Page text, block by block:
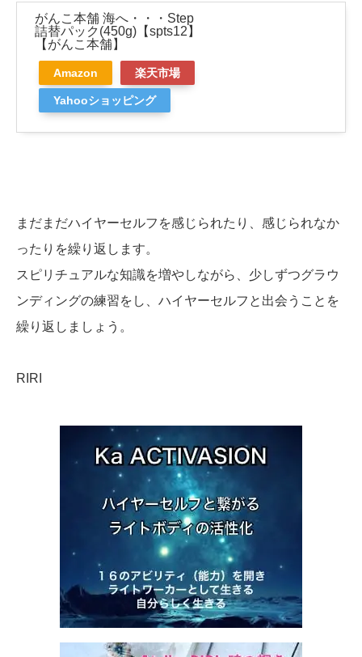
がんこ本舗 海へ・・・Step
詰替パック(450g)【spts12】
【がんこ本舗】
Amazon 楽天市場
Yahooショッピング
まだまだハイヤーセルフを感じられたり、感じられなか
ったりを繰り返します。
スピリチュアルな知識を増やしながら、少しずつグラウ
ンディングの練習をし、ハイヤーセルフと出会うことを
繰り返しましょう。
RIRI